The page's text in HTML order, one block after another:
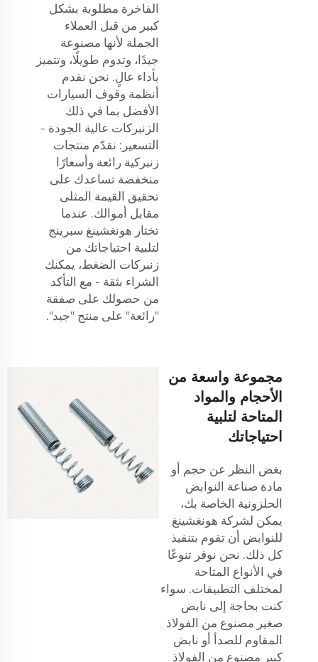
الفاخرة مطلوبة بشكل
كبير من قبل العملاء
الجملة لأنها مصنوعة
جيدًا، وتدوم طويلًا، وتتميز
بأداء عالٍ. نحن نقدم
أنظمة وقوف السيارات
الأفضل بما في ذلك
الزنبركات عالية الجودة -
التسعير: نقدّم منتجات
زنبركية رائعة وأسعارًا
منخفضة تساعدك على
تحقيق القيمة المثلى
مقابل أموالك. عندما
تختار هونغشينغ سبرينج
لتلبية احتياجاتك من
زنبركات الضغط، يمكنك
الشراء بثقة - مع التأكد
من حصولك على صفقة
"رائعة" على منتج "جيد".
مجموعة واسعة من
الأحجام والمواد
المتاحة لتلبية
احتياجاتك
بغض النظر عن حجم أو
مادة صناعة النوابض
الحلزونية الخاصة بك،
يمكن لشركة هونغشينغ
للنوابض أن تقوم بتنفيذ
كل ذلك. نحن نوفر تنوعًا
في الأنواع المتاحة
لمختلف التطبيقات. سواء
كنت بحاجة إلى نابض
صغير مصنوع من الفولاذ
المقاوم للصدأ أو نابض
كبير مصنوع من الفولاذ